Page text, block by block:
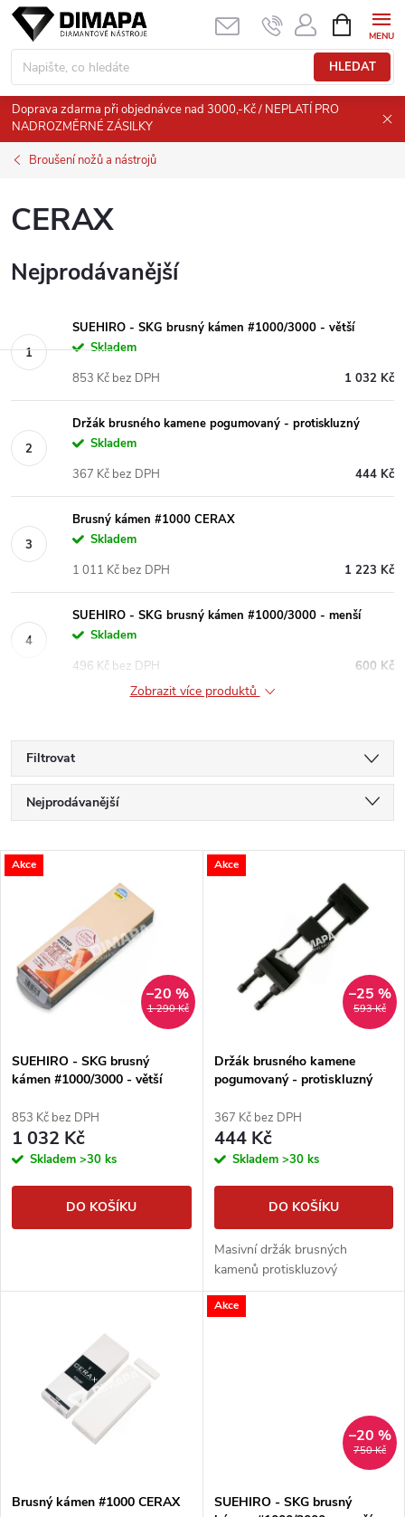
Přejít
obsah
HLEDAT
NÁKUPNÍ
KOŠÍK
Doprava zdarma při objednávce nad 3000,-Kč / NEPLATÍ PRO
NADROZMĚRNÉ ZÁSILKY
Broušení nožů a nástrojů
CERAX
Nejprodávanější
SUEHIRO - SKG brusný kámen #1000/3000 - větší
Skladem
1 032 Kč
853 Kč bez DPH
Držák brusného kamene pogumovaný - protiskluzný
Skladem
444 Kč
367 Kč bez DPH
Brusný kámen #1000 CERAX
Skladem
1 223 Kč
1 011 Kč bez DPH
SUEHIRO - SKG brusný kámen #1000/3000 - menší
Skladem
600 Kč
496 Kč bez DPH
Zobrazit více produktů
Filtrovat
Ř
a
n
p
r
o
k
Nejprodávanější
Nejdražší
Abecedně
V
p
s
p
r
o
d
u
Akce
1 290 Kč
–20 %
SUEHIRO - SKG brusný
kámen #1000/3000 - větší
853 Kč bez DPH
1 032 Kč
Skladem >30 ks
DO KOŠÍKU
Akce
593 Kč
–25 %
Držák brusného kamene
pogumovaný - protiskluzný
367 Kč bez DPH
444 Kč
Skladem >30 ks
DO KOŠÍKU
Masivní držák brusných
kamenů protiskluzový
Brusný kámen #1000 CERAX
Akce
750 Kč
–20 %
SUEHIRO - SKG brusný